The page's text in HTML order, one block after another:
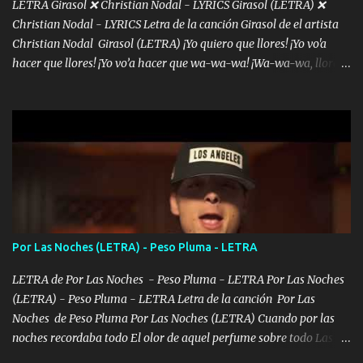
LETRA Girasol ❌ Christian Nodal - LYRICS Girasol (LETRA) ❌
Christian Nodal - LYRICS Letra de la canción Girasol de el artista
Christian Nodal Girasol (LETRA) ¡Yo quiero que llores! ¡Yo vo'a
hacer que llores! ¡Yo vo’a hacer que wa-wa-wa! ¡Wa-wa-wa, llores!
intentas rimar Pobre payaso que usa a todo el mundo pa' conectar
con la gente Dices "Latino Gang" pero pisas a to'a tu gente Pa’ dar
mensajes, m'ijo, hay quе ser coherentеs Si tú no eres artista, al
menos se prudente Hoy me sabe a mierda, traigo un Balvin en los
dientes Por falta de empatía le toca ser resiliente ¿Acaso eres
consciente de los followers que mueves? Parcerito, abre los ojos y
ve el poder que tienes Otro chiste malo son los nombres de tus
álbum's "José, vibras colores con la energía del diablo " ¿Si ...
Por Las Noches (LETRA) - Peso Pluma - LETRA
LETRA de Por Las Noches - Peso Pluma - LETRA Por Las Noches
(LETRA) - Peso Pluma - LETRA Letra de la canción Por Las
Noches de Peso Pluma Por Las Noches (LETRA) Cuando por las
noches recordaba todo El olor de aquel perfume sobre todo Las